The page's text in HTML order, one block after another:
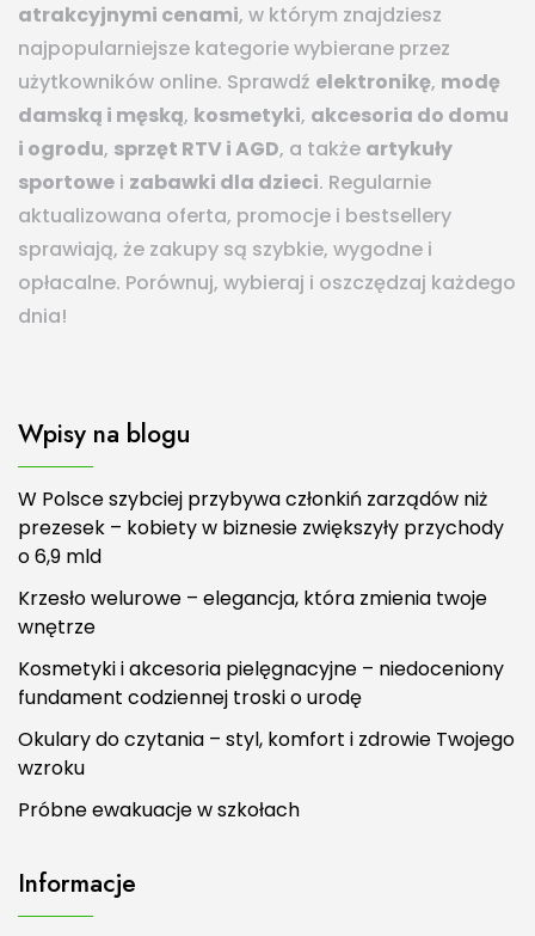
atrakcyjnymi cenami, w którym znajdziesz
najpopularniejsze kategorie wybierane przez
użytkowników online. Sprawdź elektronikę, modę
damską i męską, kosmetyki, akcesoria do domu
i ogrodu, sprzęt RTV i AGD, a także artykuły
sportowe i zabawki dla dzieci. Regularnie
aktualizowana oferta, promocje i bestsellery
sprawiają, że zakupy są szybkie, wygodne i
opłacalne. Porównuj, wybieraj i oszczędzaj każdego
dnia!
Wpisy na blogu
W Polsce szybciej przybywa członkiń zarządów niż
prezesek – kobiety w biznesie zwiększyły przychody
o 6,9 mld
Krzesło welurowe – elegancja, która zmienia twoje
wnętrze
Kosmetyki i akcesoria pielęgnacyjne – niedoceniony
fundament codziennej troski o urodę
Okulary do czytania – styl, komfort i zdrowie Twojego
wzroku
Próbne ewakuacje w szkołach
Informacje